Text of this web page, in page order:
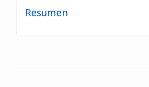
Resumen